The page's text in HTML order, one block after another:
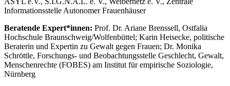
Informationsstelle Autonomer Frauenhäuser
Beratende Expert*innen: Prof. Dr. Ariane Brenssell, Ostfalia
Hochschule Braunschweig/Wolfenbüttel; Karin Heisecke, politische
Beraterin und Expertin zu Gewalt gegen Frauen; Dr. Monika
Schröttle, Forschungs- und Beobachtungsstelle Geschlecht, Gewalt,
Menschenrechte (FOBES) am Institut für empirische Soziologie,
Nürnberg